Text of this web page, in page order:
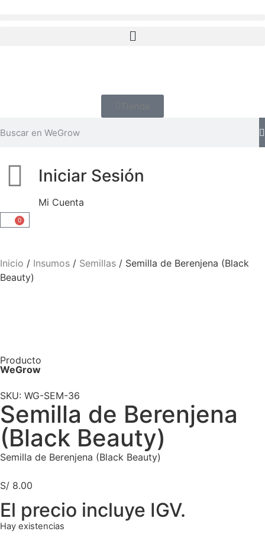
Iniciar Sesión
Mi Cuenta
0
Inicio / Insumos / Semillas / Semilla de Berenjena (Black
Beauty)
Producto
WeGrow
SKU: WG-SEM-36
Semilla de Berenjena
(Black Beauty)
Semilla de Berenjena (Black Beauty)
S/ 8.00
El precio incluye IGV.
Hay existencias